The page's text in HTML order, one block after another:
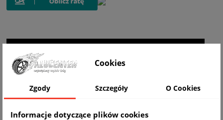
Cookies
Zgody Szczegóły O Cookies
Informacje dotyczące plików cookies